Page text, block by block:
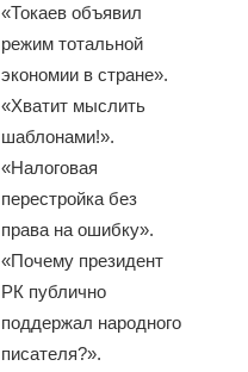
«Токаев объявил
режим тотальной
экономии в стране».
«Хватит мыслить
шаблонами!».
«Налоговая
перестройка без
права на ошибку».
«Почему президент
РК публично
поддержал народного
писателя?».